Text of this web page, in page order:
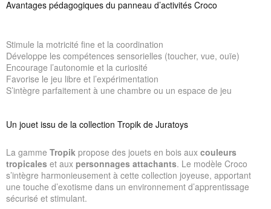
Avantages pédagogiques du panneau d’activités Croco
Stimule la motricité fine et la coordination
Développe les compétences sensorielles (toucher, vue, ouïe)
Encourage l’autonomie et la curiosité
Favorise le jeu libre et l’expérimentation
S’intègre parfaitement à une chambre ou un espace de jeu
Un jouet issu de la collection Tropik de Juratoys
La gamme Tropik propose des jouets en bois aux couleurs
tropicales et aux personnages attachants. Le modèle Croco
s’intègre harmonieusement à cette collection joyeuse, apportant
une touche d’exotisme dans un environnement d’apprentissage
sécurisé et stimulant.